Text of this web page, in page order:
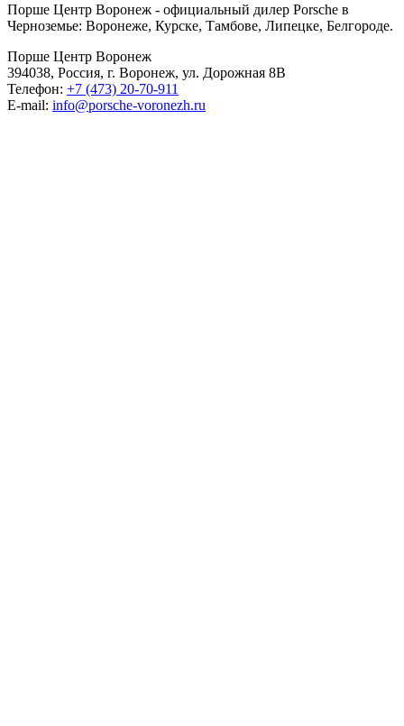
Порше Центр Воронеж - официальный дилер Porsche в
Черноземье: Воронеже, Курске, Тамбове, Липецке, Белгороде.
Порше Центр Воронеж
394038, Россия, г. Воронеж, ул. Дорожная 8В
Телефон: +7 (473) 20-70-911
E-mail: info@porsche-voronezh.ru